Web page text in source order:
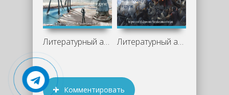
Литературный аудиопроект «Глубина». Литературный аудиопроект «Глубина».
Комментировать